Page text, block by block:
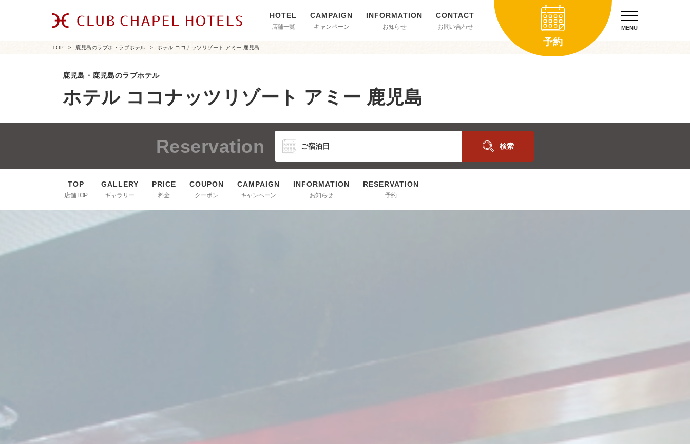
店舗一覧 キャンペーン お知らせ お問い合わせ
予約
MENU
TOP 鹿児島のラブホ・ラブホテル ホテル ココナッツリゾート アミー 鹿児島
鹿児島・鹿児島のラブホテル
ホテル ココナッツリゾート アミー 鹿児島
Reservation 検索
店舗TOP ギャラリー 料金 クーポン キャンペーン お知らせ 予約